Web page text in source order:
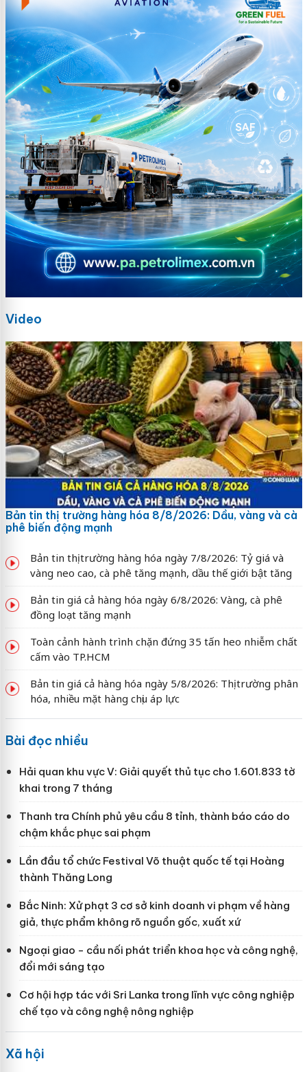
Video
Bản tin thị trường hàng hóa 8/8/2026: Dầu, vàng và cà
phê biến động mạnh
Bản tin thị trường hàng hóa ngày 7/8/2026: Tỷ giá và
vàng neo cao, cà phê tăng mạnh, dầu thế giới bật tăng
Bản tin giá cả hàng hóa ngày 6/8/2026: Vàng, cà phê
đồng loạt tăng mạnh
Toàn cảnh hành trình chặn đứng 35 tấn heo nhiễm chất
cấm vào TP.HCM
Bản tin giá cả hàng hóa ngày 5/8/2026: Thị trường phân
hóa, nhiều mặt hàng chịu áp lực
Bài đọc nhiều
Hải quan khu vực V: Giải quyết thủ tục cho 1.601.833 tờ
khai trong 7 tháng
Thanh tra Chính phủ yêu cầu 8 tỉnh, thành báo cáo do
chậm khắc phục sai phạm
Lần đầu tổ chức Festival Võ thuật quốc tế tại Hoàng
thành Thăng Long
Bắc Ninh: Xử phạt 3 cơ sở kinh doanh vi phạm về hàng
giả, thực phẩm không rõ nguồn gốc, xuất xứ
Ngoại giao - cầu nối phát triển khoa học và công nghệ,
đổi mới sáng tạo
Cơ hội hợp tác với Sri Lanka trong lĩnh vực công nghiệp
chế tạo và công nghệ nông nghiệp
Xã hội